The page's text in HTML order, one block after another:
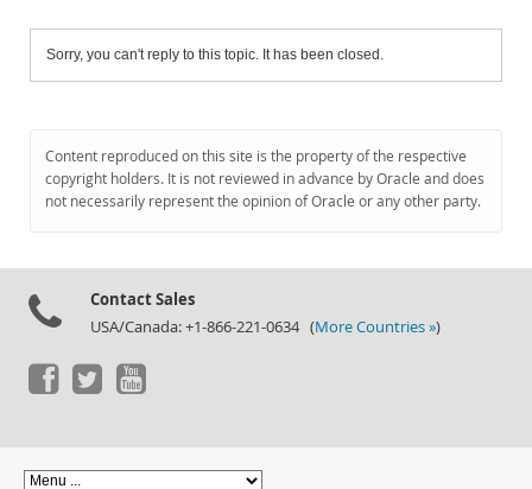
Sorry, you can't reply to this topic. It has been closed.
Content reproduced on this site is the property of the respective
copyright holders. It is not reviewed in advance by Oracle and does
not necessarily represent the opinion of Oracle or any other party.
Contact Sales
USA/Canada: +1-866-221-0634 (More Countries »)